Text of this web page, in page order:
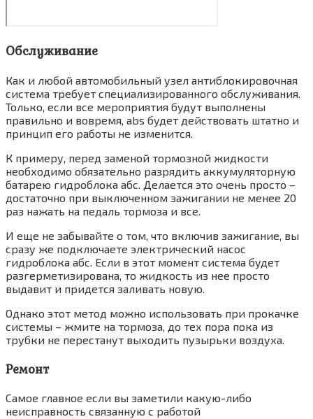
Обслуживание
Как и любой автомобильный узел антиблокировочная
система требует специализированного обслуживания.
Только, если все мероприятия будут выполнены
правильно и вовремя, abs будет действовать штатно и
принцип его работы не изменится.
К примеру, перед заменой тормозной жидкости
необходимо обязательно разрядить аккумуляторную
батарею гидроблока абс. Делается это очень просто –
достаточно при выключенном зажигании не менее 20
раз нажать на педаль тормоза и все.
И еще не забывайте о том, что включив зажигание, вы
сразу же подключаете электрический насос
гидроблока абс. Если в этот момент система будет
разгерметизирована, то жидкость из нее просто
выдавит и придется заливать новую.
Однако этот метод можно использовать при прокачке
системы – жмите на тормоза, до тех пора пока из
трубки не перестанут выходить пузырьки воздуха.
Ремонт
Самое главное если вы заметили какую-либо
неисправность связанную с работой